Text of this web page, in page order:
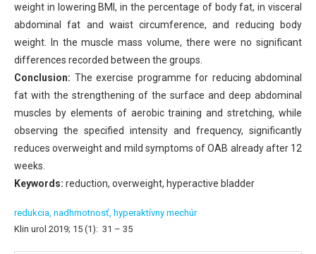
weight in lowering BMI, in the percentage of body fat, in visceral
abdominal fat and waist circumference, and reducing body
weight. In the muscle mass volume, there were no significant
differences recorded between the groups.
Conclusion: The exercise programme for reducing abdominal
fat with the strengthening of the surface and deep abdominal
muscles by elements of aerobic training and stretching, while
observing the specified intensity and frequency, significantly
reduces overweight and mild symptoms of OAB already after 12
weeks.
Keywords: reduction, overweight, hyperactive bladder
redukcia, nadhmotnosť, hyperaktívny mechúr
Klin urol 2019; 15 (1): 31 – 35